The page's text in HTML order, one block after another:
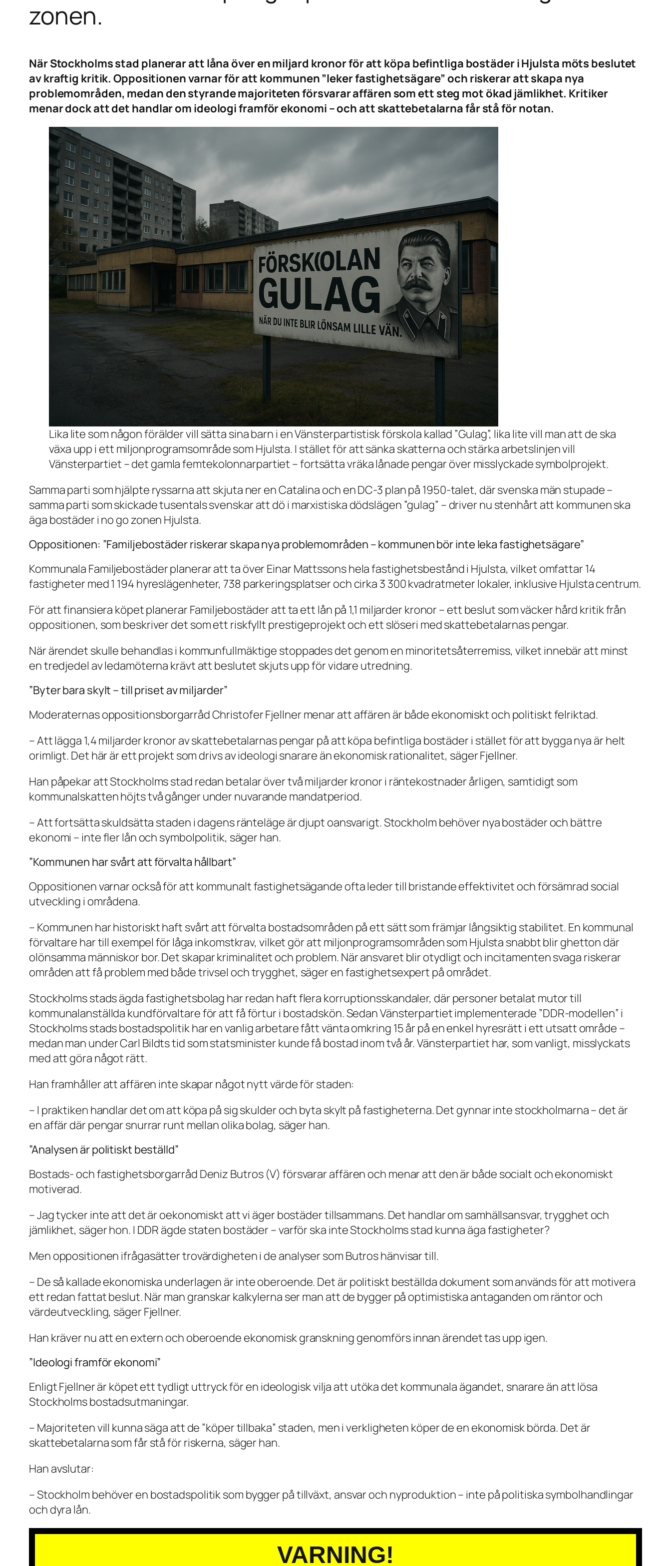
zonen.
När Stockholms stad planerar att låna över en miljard kronor för att köpa befintliga bostäder i Hjulsta möts beslutet
av kraftig kritik. Oppositionen varnar för att kommunen ”leker fastighetsägare” och riskerar att skapa nya
problemområden, medan den styrande majoriteten försvarar affären som ett steg mot ökad jämlikhet. Kritiker
menar dock att det handlar om ideologi framför ekonomi – och att skattebetalarna får stå för notan.
Lika lite som någon förälder vill sätta sina barn i en Vänsterpartistisk förskola kallad ”Gulag”, lika lite vill man att de ska
växa upp i ett miljonprogramsområde som Hjulsta. I stället för att sänka skatterna och stärka arbetslinjen vill
Vänsterpartiet – det gamla femtekolonnarpartiet – fortsätta vräka lånade pengar över misslyckade symbolprojekt.
Samma parti som hjälpte ryssarna att skjuta ner en Catalina och en DC-3 plan på 1950-talet, där svenska män stupade –
samma parti som skickade tusentals svenskar att dö i marxistiska dödslägen ”gulag” – driver nu stenhårt att kommunen ska
äga bostäder i no go zonen Hjulsta.
Oppositionen: ”Familjebostäder riskerar skapa nya problemområden – kommunen bör inte leka fastighetsägare”
Kommunala Familjebostäder planerar att ta över Einar Mattssons hela fastighetsbestånd i Hjulsta, vilket omfattar 14
fastigheter med 1 194 hyreslägenheter, 738 parkeringsplatser och cirka 3 300 kvadratmeter lokaler, inklusive Hjulsta centrum.
För att finansiera köpet planerar Familjebostäder att ta ett lån på 1,1 miljarder kronor – ett beslut som väcker hård kritik från
oppositionen, som beskriver det som ett riskfyllt prestigeprojekt och ett slöseri med skattebetalarnas pengar.
När ärendet skulle behandlas i kommunfullmäktige stoppades det genom en minoritetsåterremiss, vilket innebär att minst
en tredjedel av ledamöterna krävt att beslutet skjuts upp för vidare utredning.
”Byter bara skylt – till priset av miljarder”
Moderaternas oppositionsborgarråd Christofer Fjellner menar att affären är både ekonomiskt och politiskt felriktad.
– Att lägga 1,4 miljarder kronor av skattebetalarnas pengar på att köpa befintliga bostäder i stället för att bygga nya är helt
orimligt. Det här är ett projekt som drivs av ideologi snarare än ekonomisk rationalitet, säger Fjellner.
Han påpekar att Stockholms stad redan betalar över två miljarder kronor i räntekostnader årligen, samtidigt som
kommunalskatten höjts två gånger under nuvarande mandatperiod.
– Att fortsätta skuldsätta staden i dagens ränteläge är djupt oansvarigt. Stockholm behöver nya bostäder och bättre
ekonomi – inte fler lån och symbolpolitik, säger han.
”Kommunen har svårt att förvalta hållbart”
Oppositionen varnar också för att kommunalt fastighetsägande ofta leder till bristande effektivitet och försämrad social
utveckling i områdena.
– Kommunen har historiskt haft svårt att förvalta bostadsområden på ett sätt som främjar långsiktig stabilitet. En kommunal
förvaltare har till exempel för låga inkomstkrav, vilket gör att miljonprogramsområden som Hjulsta snabbt blir ghetton där
olönsamma människor bor. Det skapar kriminalitet och problem. När ansvaret blir otydligt och incitamenten svaga riskerar
områden att få problem med både trivsel och trygghet, säger en fastighetsexpert på området.
Stockholms stads ägda fastighetsbolag har redan haft flera korruptionsskandaler, där personer betalat mutor till
kommunalanställda kundförvaltare för att få förtur i bostadskön. Sedan Vänsterpartiet implementerade ”DDR-modellen” i
Stockholms stads bostadspolitik har en vanlig arbetare fått vänta omkring 15 år på en enkel hyresrätt i ett utsatt område –
medan man under Carl Bildts tid som statsminister kunde få bostad inom två år. Vänsterpartiet har, som vanligt, misslyckats
med att göra något rätt.
Han framhåller att affären inte skapar något nytt värde för staden:
– I praktiken handlar det om att köpa på sig skulder och byta skylt på fastigheterna. Det gynnar inte stockholmarna – det är
en affär där pengar snurrar runt mellan olika bolag, säger han.
”Analysen är politiskt beställd”
Bostads- och fastighetsborgarråd Deniz Butros (V) försvarar affären och menar att den är både socialt och ekonomiskt
motiverad.
– Jag tycker inte att det är oekonomiskt att vi äger bostäder tillsammans. Det handlar om samhällsansvar, trygghet och
jämlikhet, säger hon. I DDR ägde staten bostäder – varför ska inte Stockholms stad kunna äga fastigheter?
Men oppositionen ifrågasätter trovärdigheten i de analyser som Butros hänvisar till.
– De så kallade ekonomiska underlagen är inte oberoende. Det är politiskt beställda dokument som används för att motivera
ett redan fattat beslut. När man granskar kalkylerna ser man att de bygger på optimistiska antaganden om räntor och
värdeutveckling, säger Fjellner.
Han kräver nu att en extern och oberoende ekonomisk granskning genomförs innan ärendet tas upp igen.
”Ideologi framför ekonomi”
Enligt Fjellner är köpet ett tydligt uttryck för en ideologisk vilja att utöka det kommunala ägandet, snarare än att lösa
Stockholms bostadsutmaningar.
– Majoriteten vill kunna säga att de ”köper tillbaka” staden, men i verkligheten köper de en ekonomisk börda. Det är
skattebetalarna som får stå för riskerna, säger han.
Han avslutar:
– Stockholm behöver en bostadspolitik som bygger på tillväxt, ansvar och nyproduktion – inte på politiska symbolhandlingar
och dyra lån.
VARNING!